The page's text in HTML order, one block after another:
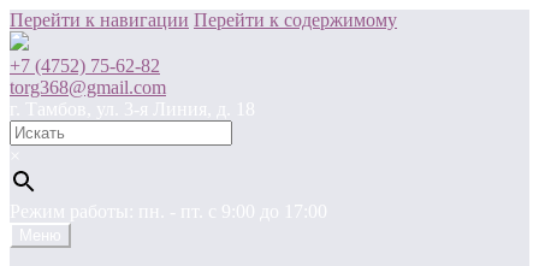
Перейти к навигации Перейти к содержимому
+7 (4752) 75-62-82
torg368@gmail.com
г. Тамбов, ул. 3-я Линия, д. 18
×
Режим работы: пн. - пт. c 9:00 до 17:00
Меню